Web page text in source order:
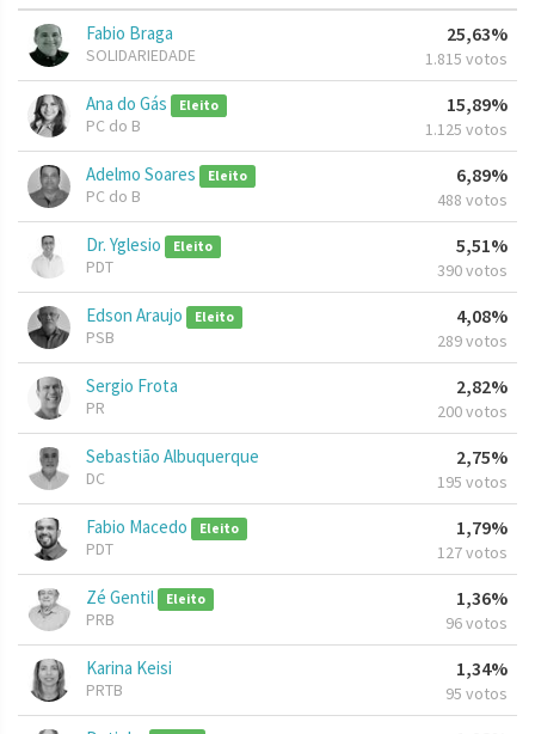
Fabio Braga
SOLIDARIEDADE
25,63%
1.815 votos
Ana do Gás Eleito
PC do B
15,89%
1.125 votos
Adelmo Soares Eleito
PC do B
6,89%
488 votos
Dr. Yglesio Eleito
PDT
5,51%
390 votos
Edson Araujo Eleito
PSB
4,08%
289 votos
Sergio Frota
PR
2,82%
200 votos
Sebastião Albuquerque
DC
2,75%
195 votos
Fabio Macedo Eleito
PDT
1,79%
127 votos
Zé Gentil Eleito
PRB
1,36%
96 votos
Karina Keisi
PRTB
1,34%
95 votos